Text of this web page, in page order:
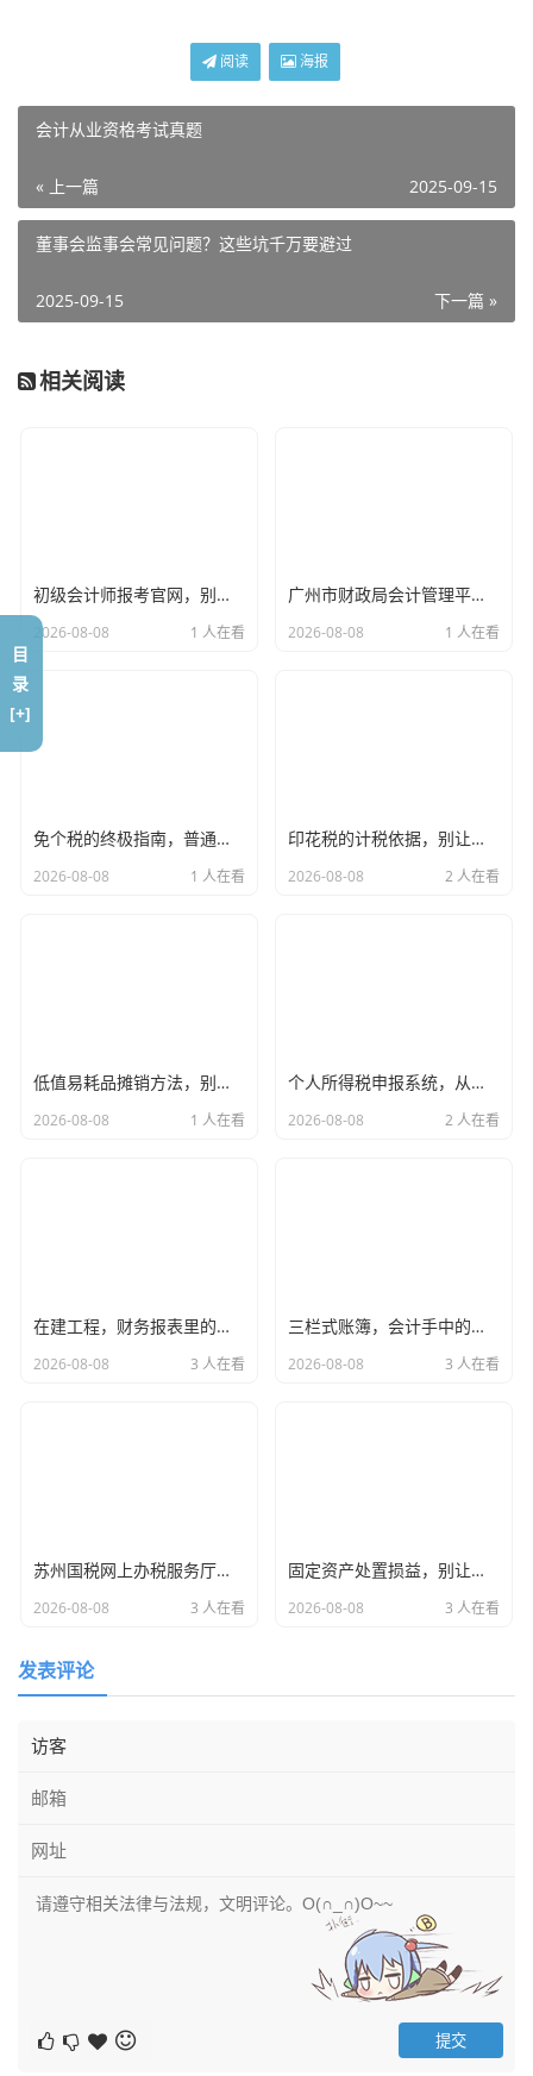
录网站上传材料，点提交。过程平平无奇，但要不是提前备
好这三样，估计得来回跑。教训是提前搞这些能省大麻烦。
试，绝对先查清楚要求，别像我这回一样瞎撞。
阅读 海报
会计从业资格考试真题
« 上一篇 2025-09-15
董事会监事会常见问题？这些坑千万要避过
下一篇 »
2025-09-15
相关阅读
初级会计师报考官网，别让假网站耽误了你的财务梦，一位老会计的真心话
2026-08-08 1 人在看
广州市财政局会计管理平台，会计人的第二战场与职业避风港
2026-08-08 1 人在看
免个税的终极指南，普通人能抓住的救命稻草，与那些绝对不能碰的高压线
2026-08-08 1 人在看
印花税的计税依据，别让这几个隐形坑偷走你的利润
2026-08-08 2 人在看
低值易耗品摊销方法，别让小钱绊倒你的财务报表，聊聊我的实战经验
2026-08-08 1 人在看
个人所得税申报系统，从算不清楚到一键搞定，聊聊你的钱包保卫战
2026-08-08 2 人在看
在建工程，财务报表里的黑洞与那些未完工的野心
2026-08-08 3 人在看
三栏式账簿，会计手中的老式罗盘，在数字洪流中指引方向
2026-08-08 3 人在看
苏州国税网上办税服务厅，一位老会计眼中的数字化变革与那些年我们一起追过的申报季
2026-08-08 3 人在看
固定资产处置损益，别让旧设备拖垮你的利润表，聊聊那些被忽视的细节
2026-08-08 3 人在看
发表评论
目
录
[+]